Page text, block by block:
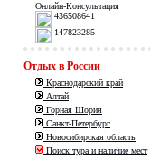
Онлайн-Консультация
436508641
147823285
Отдых в России
Краснодарский край
Алтай
Горная Шория
Санкт-Петербург
Новосибирская область
Поиск тура и наличие мест